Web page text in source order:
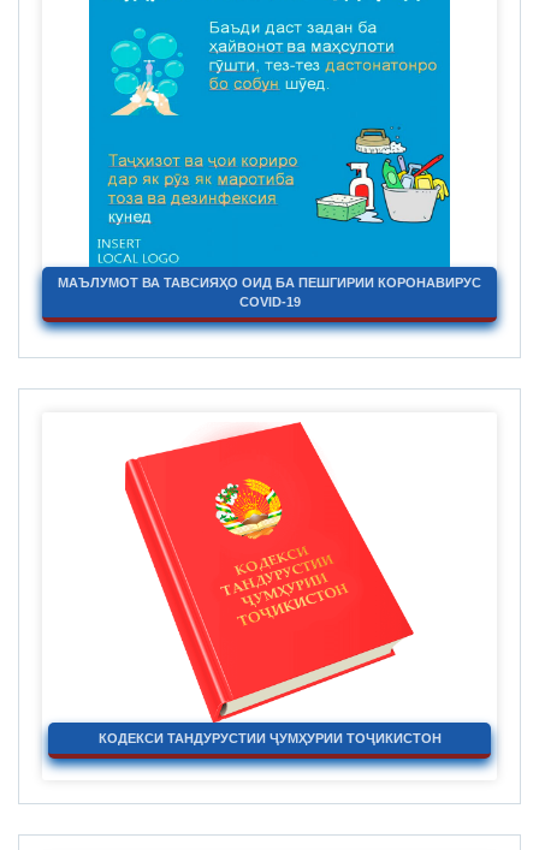
МАЪЛУМОТ ВА ТАВСИЯҲО ОИД БА ПЕШГИРИИ КОРОНАВИРУС
COVID-19
КОДЕКСИ ТАНДУРУСТИИ ҶУМҲУРИИ ТОҶИКИСТОН